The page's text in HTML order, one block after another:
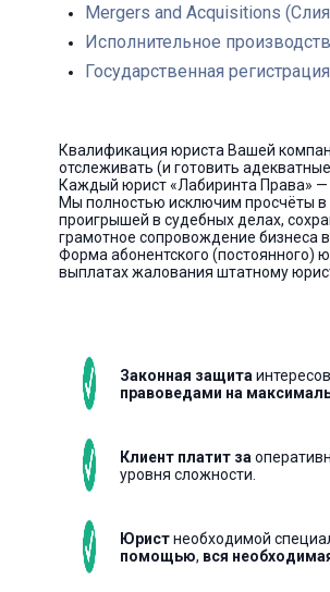
Mergers and Acquisitions
Исполнительное
Государственная
Квалификация юриста Вашей
отслеживать (и готовить
Каждый юрист «Лабиринта Права»
Мы полностью исключим просчёты
проигрышей в судебных делах,
грамотное сопровождение бизнеса
Форма абонентского
выплатах жалования штатному
Законная защита
правоведами на
Клиент платит за
уровня сложности.
Юристнеобходимой
помощью, вся